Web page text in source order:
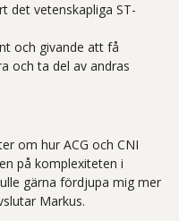
det vetenskapliga ST-
och givande att få
och ta del av andras
om hur ACG och CNI
på komplexiteten i
gärna fördjupa mig mer
Markus.